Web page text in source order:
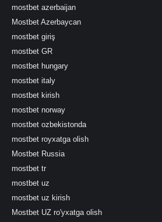
mostbet azerbaijan
Mostbet Azerbaycan
mostbet giriş
mostbet GR
mostbet hungary
mostbet italy
mostbet kirish
mostbet norway
mostbet ozbekistonda
mostbet royxatga olish
Mostbet Russia
mostbet tr
mostbet uz
mostbet uz kirish
Mostbet UZ ro'yxatga olish